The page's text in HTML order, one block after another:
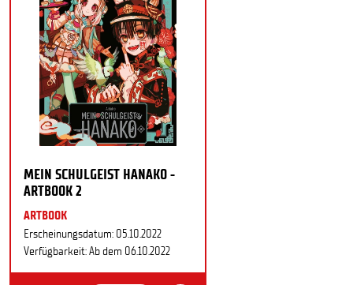
MEIN SCHULGEIST HANAKO -
ARTBOOK 2
ARTBOOK
Erscheinungsdatum: 05.10.2022
Verfügbarkeit: Ab dem 06.10.2022